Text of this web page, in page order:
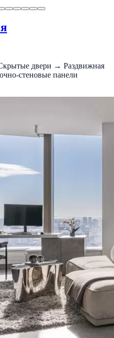
двери → Раздвижная
стеновые панели